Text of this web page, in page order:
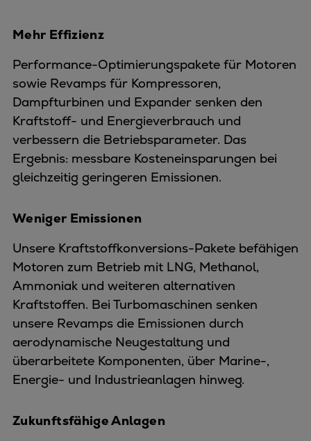
Mehr Effizienz
Performance-Optimierungspakete für Motoren
sowie Revamps für Kompressoren,
Dampfturbinen und Expander senken den
Kraftstoff- und Energieverbrauch und
verbessern die Betriebsparameter. Das
Ergebnis: messbare Kosteneinsparungen bei
gleichzeitig geringeren Emissionen.
Weniger Emissionen
Unsere Kraftstoffkonversions-Pakete befähigen
Motoren zum Betrieb mit LNG, Methanol,
Ammoniak und weiteren alternativen
Kraftstoffen. Bei Turbomaschinen senken
unsere Revamps die Emissionen durch
aerodynamische Neugestaltung und
überarbeitete Komponenten, über Marine-,
Energie- und Industrieanlagen hinweg.
Zukunftsfähige Anlagen